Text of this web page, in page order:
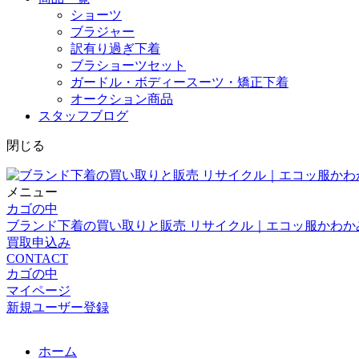
ショーツ
ブラジャー
訳有り過ぎ下着
ブラショーツセット
ガードル・ボディースーツ・矯正下着
オークション商品
スタッフブログ
閉じる
メニュー
カゴの中
ブランド下着の買い取りと販売 リサイクル｜エコッ服かわか
買取申込み
CONTACT
カゴの中
マイページ
新規ユーザー登録
ホーム